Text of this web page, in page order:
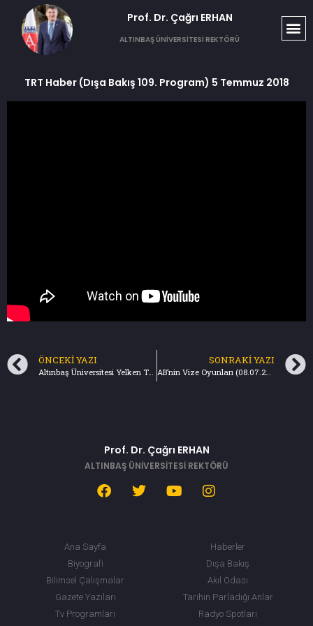
Prof. Dr. Çağrı ERHAN​
ALTINBAŞ ÜNİVERSİTESİ REKTÖRÜ
TRT Haber (Dışa Bakış 109. Program) 5 Temmuz 2018
ÖNCEKI YAZI
Altınbaş Üniversitesi Yelken Takımı Yarışmadan Birincilik Kupasıyla Geri Döndü
SONRAKI YAZI
AB’nin Vize Oyunları (08.07.2018) Türkiye Gazatesi
Prof. Dr. Çağrı ERHAN
ALTINBAŞ ÜNİVERSİTESİ REKTÖRÜ
Ana Sayfa
Biyografi
Bilimsel Çalışmalar
Gazete Yazıları
Tv Programları
Haberler
Dışa Bakış
Akıl Odası
Tarihin Parladığı Anlar
Radyo Spotları